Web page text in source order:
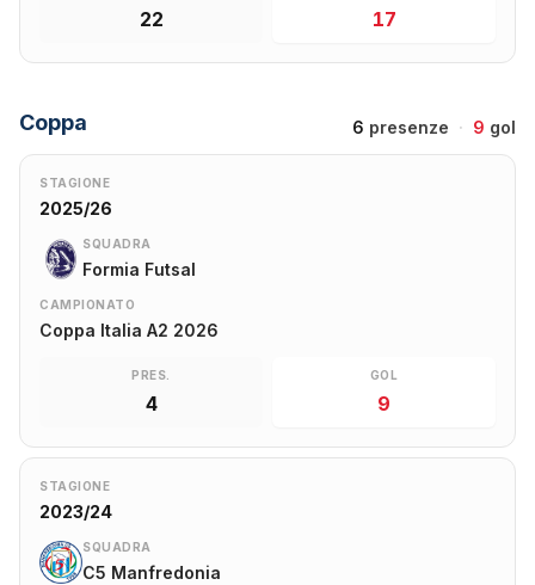
22 17
Coppa 6 presenze · 9 gol
STAGIONE
2025/26
SQUADRA
Formia Futsal
CAMPIONATO
Coppa Italia A2 2026
PRES.
4
GOL
9
STAGIONE
2023/24
SQUADRA
C5 Manfredonia